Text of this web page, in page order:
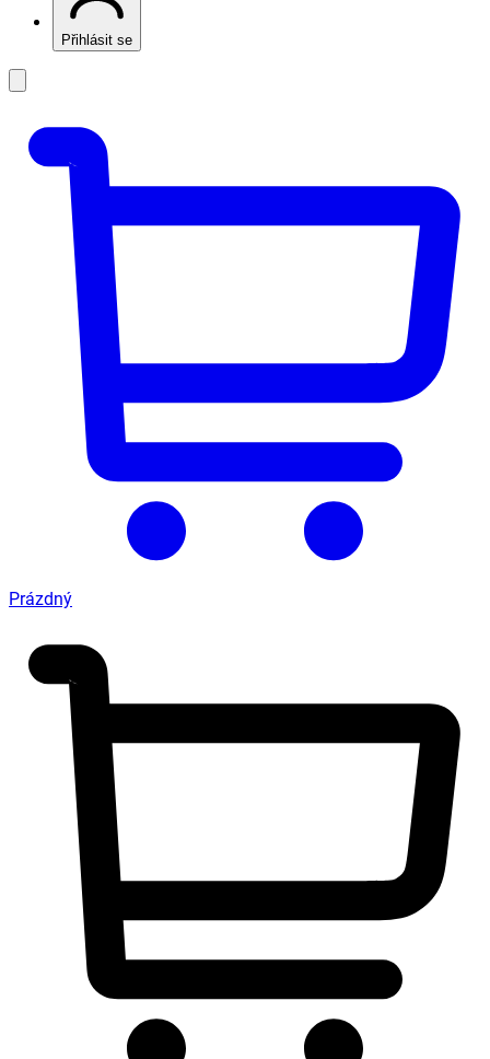
Přihlásit se
Prázdný